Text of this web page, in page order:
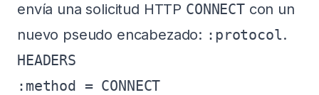
envía una solicitud HTTP CONNECTcon un
nuevo pseudo encabezado: :protocol.
HEADERS
:method = CONNECT